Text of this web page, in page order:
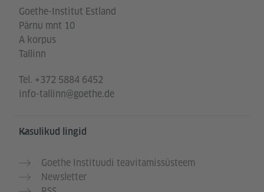
Goethe-Institut Estland
Pärnu mnt 10
A korpus
Tallinn
Tel. +372 5884 6452
info-tallinn@goethe.de
Kasulikud lingid
Goethe Instituudi teavitamissüsteem
Newsletter